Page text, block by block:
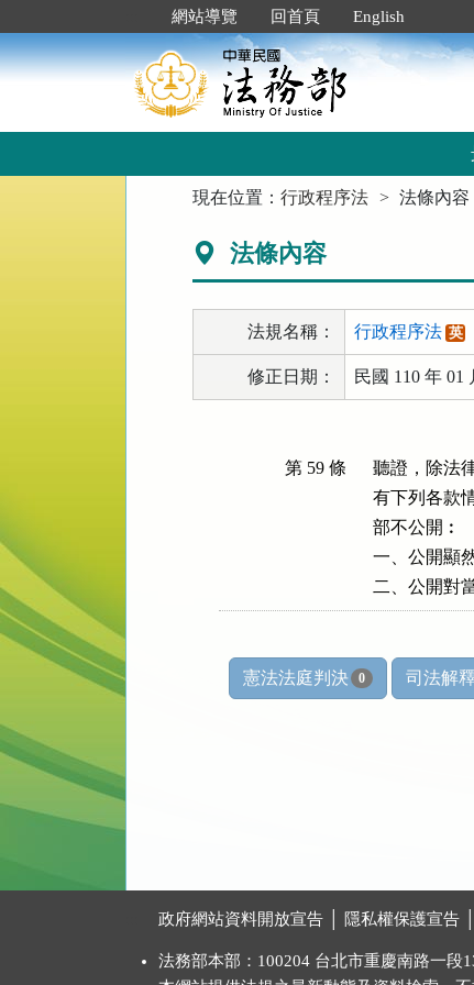
到
主
要
網站導覽 回首頁 English
現在位置：行政程序法 法條內容
法條內容
法規名稱： 行政程序法 英
修正日期： 民國 110 年 01
第 59 條
聽證，除法
有下列各款
部不公開︰
一、公開顯
二、公開對
憲法法庭判決 0 司法解
政府網站資料開放宣告 隱私權保護宣告
法務部本部：100204 台北市重慶南路一